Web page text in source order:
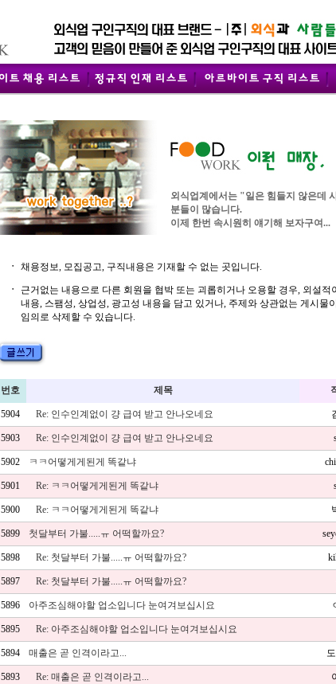
외식업계에서는 "일은 힘들지 않은데
분들이 많습니다.
이제 한번 속시원히 얘기해 보자구여...
ㆍ 채용정보, 모집공고, 구직내용은 기재할 수 없는 곳입니다.
ㆍ
근거없는 내용으로 다른 회원을 협박 또는 괴롭히거나 오용할 경우, 외설적
내용, 스팸성, 상업성, 광고성 내용을 담고 있거나, 주제와 상관없는 게시물
임의로 삭제할 수 있습니다.
번호 제목
5904 Re: 인수인계없이 걍 급여 받고 안나오네요
5903 Re: 인수인계없이 걍 급여 받고 안나오네요
5902 ㅋㅋ어떻게게된게 똑같냐
5901 Re: ㅋㅋ어떻게게된게 똑같냐
5900 Re: ㅋㅋ어떻게게된게 똑같냐
5899 첫달부터 가불.....ㅠ 어떡할까요?
5898 Re: 첫달부터 가불.....ㅠ 어떡할까요?
5897 Re: 첫달부터 가불.....ㅠ 어떡할까요?
5896 아주조심해야할 업소입니다 눈여겨보십시요
5895 Re: 아주조심해야할 업소입니다 눈여겨보십시요
5894 매출은 곧 인격이라고...
5893 Re: 매출은 곧 인격이라고...